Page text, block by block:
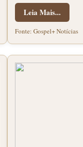
Leia Mais...
Fonte: Gospel+ Notícias